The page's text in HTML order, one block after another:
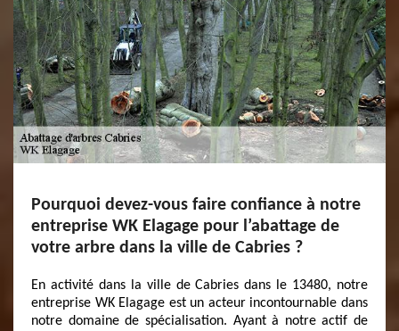
Pourquoi devez-vous faire confiance à notre
entreprise WK Elagage pour l’abattage de
votre arbre dans la ville de Cabries ?
En activité dans la ville de Cabries dans le 13480, notre
entreprise WK Elagage est un acteur incontournable dans
notre domaine de spécialisation. Ayant à notre actif de